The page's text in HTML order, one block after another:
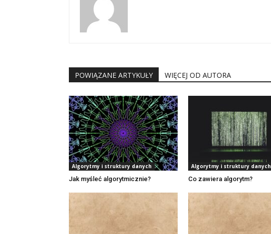
POWIĄZANE ARTYKUŁY WIĘCEJ OD AUTORA
Algorytmy i struktury danych
Jak myśleć algorytmicznie?
Algorytmy i struktury danych
Co zawiera algorytm?